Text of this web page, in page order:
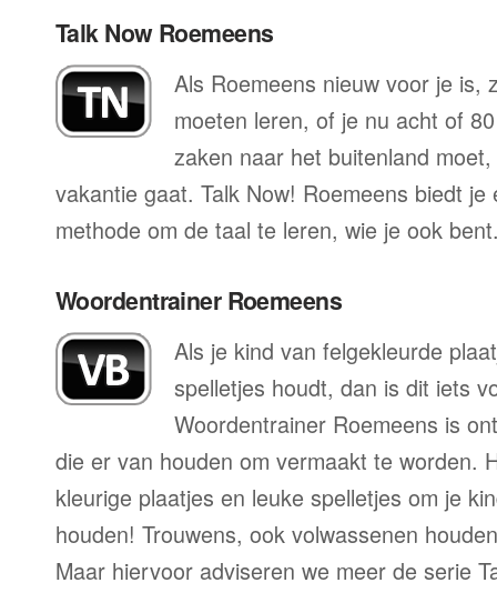
Talk Now Roemeens
Als Roemeens nieuw voor je is,
moeten leren, of je nu acht of
zaken naar het buitenland
vakantie gaat. Talk Now! Roemeens biedt je
methode om de taal te leren, wie je ook
Woordentrainer Roemeens
Als je kind van felgekleurde
spelletjes houdt, dan is dit iets
Woordentrainer Roemeens is
die er van houden om vermaakt te worden.
kleurige plaatjes en leuke spelletjes om je
houden! Trouwens, ook volwassenen
Maar hiervoor adviseren we meer de serie